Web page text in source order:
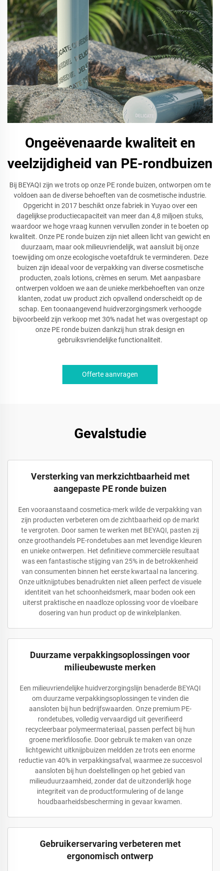
Ongeëvenaarde kwaliteit en
veelzijdigheid van PE-rondbuizen
Bij BEYAQI zijn we trots op onze PE ronde buizen, ontworpen om te
voldoen aan de diverse behoeften van de cosmetische industrie.
Opgericht in 2017 beschikt onze fabriek in Yuyao over een
dagelijkse productiecapaciteit van meer dan 4,8 miljoen stuks,
waardoor we hoge vraag kunnen vervullen zonder in te boeten op
kwaliteit. Onze PE ronde buizen zijn niet alleen licht van gewicht en
duurzaam, maar ook milieuvriendelijk, wat aansluit bij onze
toewijding om onze ecologische voetafdruk te verminderen. Deze
buizen zijn ideaal voor de verpakking van diverse cosmetische
producten, zoals lotions, crèmes en serum. Met aanpasbare
ontwerpen voldoen we aan de unieke merkbehoeften van onze
klanten, zodat uw product zich opvallend onderscheidt op de
schap. Een toonaangevend huidverzorgingsmerk verhoogde
bijvoorbeeld zijn verkoop met 30% nadat het was overgestapt op
onze PE ronde buizen dankzij hun strak design en
gebruiksvriendelijke functionaliteit.
Offerte aanvragen
Gevalstudie
Versterking van merkzichtbaarheid met
aangepaste PE ronde buizen
Een vooraanstaand cosmetica-merk wilde de verpakking van
zijn producten verbeteren om de zichtbaarheid op de markt
te vergroten. Door samen te werken met BEYAQI, pasten zij
onze groothandels PE-rondetubes aan met levendige kleuren
en unieke ontwerpen. Het definitieve commerciële resultaat
was een fantastische stijging van 25% in de betrokkenheid
van consumenten binnen het eerste kwartaal na lancering.
Onze uitknijptubes benadrukten niet alleen perfect de visuele
identiteit van het schoonheidsmerk, maar boden ook een
uiterst praktische en naadloze oplossing voor de vloeibare
dosering van hun product op de winkelplanken.
Duurzame verpakkingsoplossingen voor
milieubewuste merken
Een milieuvriendelijke huidverzorgingslijn benaderde BEYAQI
om duurzame verpakkingsoplossingen te vinden die
aansloten bij hun bedrijfswaarden. Onze premium PE-
rondetubes, volledig vervaardigd uit geverifieerd
recycleerbaar polymeermateriaal, passen perfect bij hun
groene merkfilosofie. Door gebruik te maken van onze
lichtgewicht uitknijpbuizen meldden ze trots een enorme
reductie van 40% in verpakkingsafval, waarmee ze succesvol
aansloten bij hun doelstellingen op het gebied van
milieuduurzaamheid, zonder dat de uitzonderlijk hoge
integriteit van de productformulering of de lange
houdbaarheidsbescherming in gevaar kwamen.
Gebruikerservaring verbeteren met
ergonomisch ontwerp